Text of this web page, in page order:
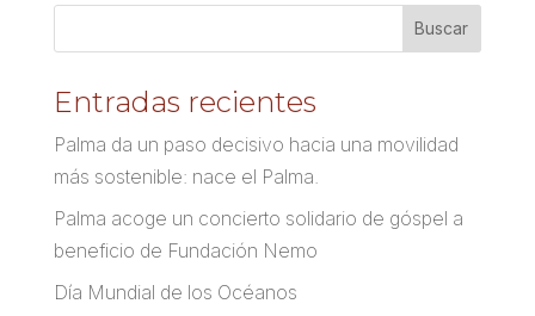
Entradas recientes
Palma da un paso decisivo hacia una movilidad
más sostenible: nace el Palma.
Palma acoge un concierto solidario de góspel a
beneficio de Fundación Nemo
Día Mundial de los Océanos